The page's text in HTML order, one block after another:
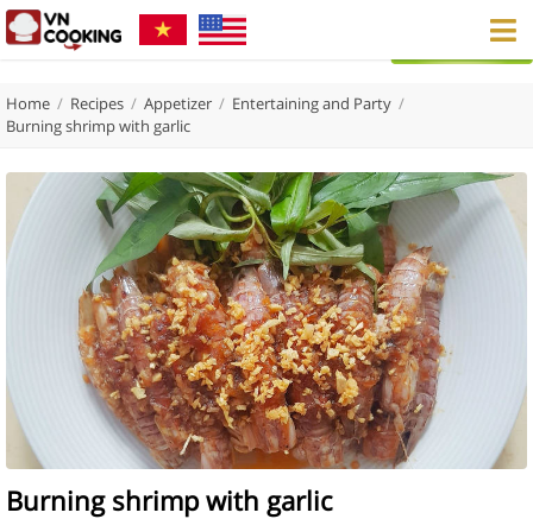
Home / Recipes / Appetizer / Entertaining and Party /
Burning shrimp with garlic
Burning shrimp with garlic